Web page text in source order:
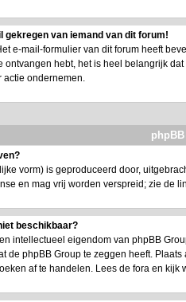
gekregen van iemand van dit forum!
e-mail-formulier van dit forum heeft
hebt, het is heel belangrijk
actie ondernemen.
vorm) is geproduceerd door,
en mag vrij worden verspreid; zie de
beschikbaar?
intellectueel eigendom van phpBB
de phpBB Group te zeggen heeft.
af te handelen. Lees de fora en